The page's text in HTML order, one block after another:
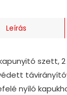
Leírás
szett,
nyíló